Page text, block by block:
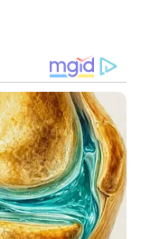
130
ബ്രേക്ക്
റാസി വാന്‍
നേടിയത്.